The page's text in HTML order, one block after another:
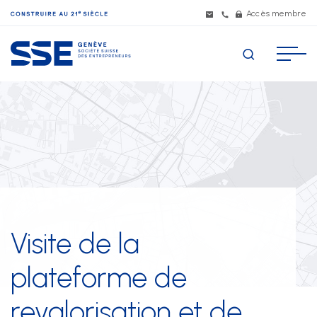
Accès membre
La SSE Genève
Nos membres
Événements
Mise à disposition de personnel
RECHERCHES POPULAIRES
Visite de la
plateforme de